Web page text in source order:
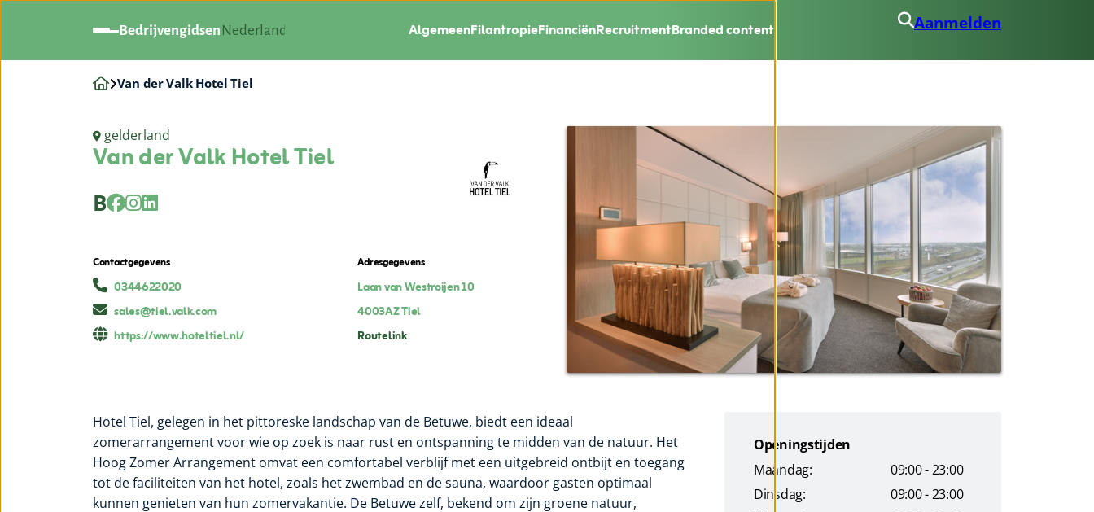
Bedrijvengidsen Nederland AlgemeenFilantropieFinanciënRecruitmentBranded content Aanmelden
Van der Valk Hotel Tiel
gelderland
Van der Valk Hotel Tiel
B
Contactgegevens
0344622020
sales@tiel.valk.com
https://www.hoteltiel.nl/
Adresgegevens
Laan van Westroijen 10
4003AZTiel
Routelink
Hotel Tiel, gelegen in het pittoreske landschap van de Betuwe, biedt een ideaal
zomerarrangement voor wie op zoek is naar rust en ontspanning te midden van de natuur. Het
Hoog Zomer Arrangement omvat een comfortabel verblijf met een uitgebreid ontbijt en toegang
tot de faciliteiten van het hotel, zoals het zwembad en de sauna, waardoor gasten optimaal
kunnen genieten van hun zomervakantie. De Betuwe zelf, bekend om zijn groene natuur,
Openingstijden
Maandag:
09:00 - 23:00
Dinsdag:
09:00 - 23:00